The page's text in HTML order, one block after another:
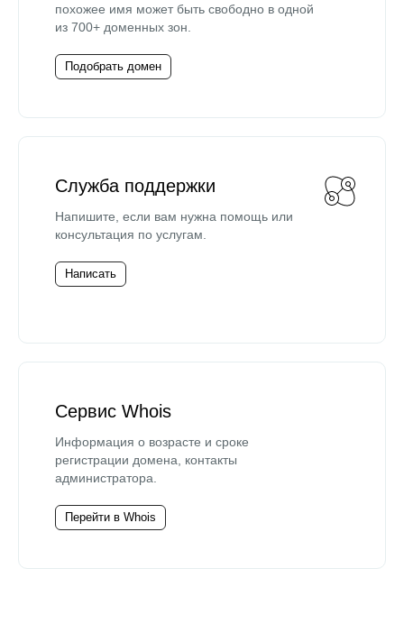
похожее имя может быть свободно в одной
из 700+ доменных зон.
Подобрать домен
Служба поддержки
Напишите, если вам нужна помощь или
консультация по услугам.
Написать
Сервис Whois
Информация о возрасте и сроке
регистрации домена, контакты
администратора.
Перейти в Whois